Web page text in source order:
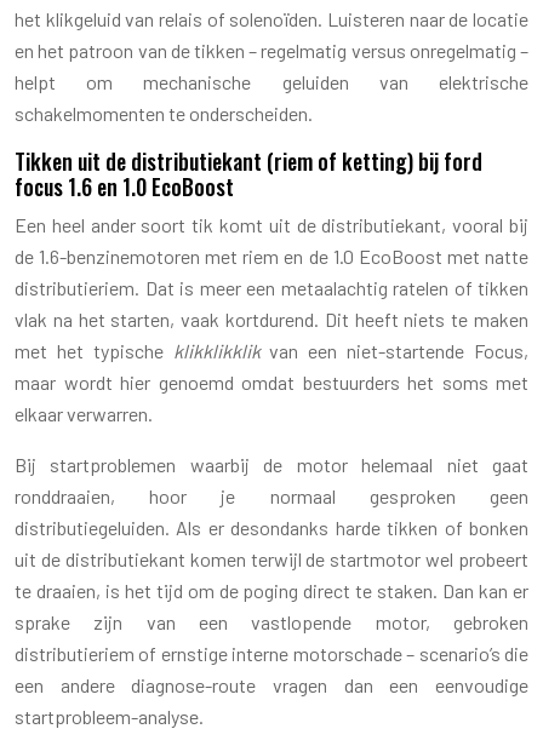
het klikgeluid van relais of solenoïden. Luisteren naar de locatie
en het patroon van de tikken – regelmatig versus onregelmatig –
helpt om mechanische geluiden van elektrische
schakelmomenten te onderscheiden.
Tikken uit de distributiekant (riem of ketting) bij ford
focus 1.6 en 1.0 EcoBoost
Een heel ander soort tik komt uit de distributiekant, vooral bij
de 1.6-benzinemotoren met riem en de 1.0 EcoBoost met natte
distributieriem. Dat is meer een metaalachtig ratelen of tikken
vlak na het starten, vaak kortdurend. Dit heeft niets te maken
met het typische klikklikklikvan een niet-startende Focus,
maar wordt hier genoemd omdat bestuurders het soms met
elkaar verwarren.
Bij startproblemen waarbij de motor helemaal niet gaat
ronddraaien, hoor je normaal gesproken geen
distributiegeluiden. Als er desondanks harde tikken of bonken
uit de distributiekant komen terwijl de startmotor wel probeert
te draaien, is het tijd om de poging direct te staken. Dan kan er
sprake zijn van een vastlopende motor, gebroken
distributieriem of ernstige interne motorschade – scenario’s die
een andere diagnose-route vragen dan een eenvoudige
startprobleem-analyse.